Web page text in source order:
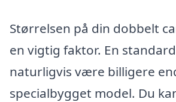
Størrelsen på din dobbelt
en vigtig faktor. En
naturligvis være billigere
specialbygget model. Du